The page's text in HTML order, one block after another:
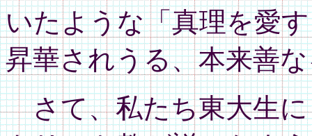
いたような「真理を愛
昇華されうる、本来善
さて、私たち東大生に